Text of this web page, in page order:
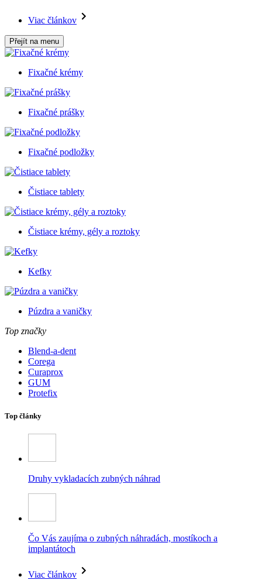
Viac článkov
Přejít na menu
Fixačné krémy
Fixačné prášky
Fixačné podložky
Čistiace tablety
Čistiace krémy, gély a roztoky
Kefky
Púzdra a vaničky
Top značky
Blend-a-dent
Corega
Curaprox
GUM
Protefix
Top články
Druhy vykladacích zubných náhrad
Čo Vás zaujíma o zubných náhradách, mostíkoch a
implantátoch
Viac článkov